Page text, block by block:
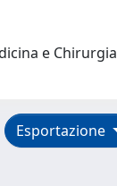
e Chirurgia
Esportazione